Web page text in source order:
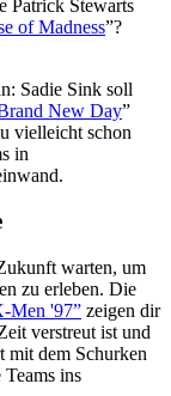
Patrick Stewarts
of Madness”?
Sadie Sink soll
New Day”
vielleicht schon
in
warten, um
zu erleben. Die
Men '97” zeigen dir
verstreut ist und
mit dem Schurken
ins